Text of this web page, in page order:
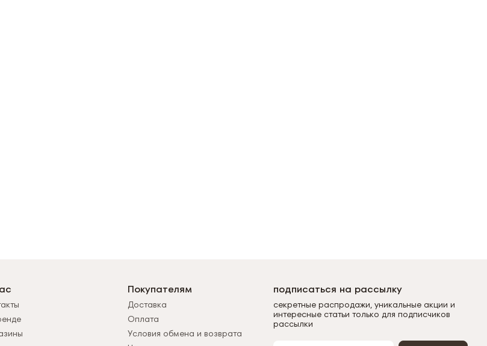
Покупателям
Доставка
Оплата
Условия обмена и возврата
подписаться на рассылку
секретные распродажи, уникальные акции и
интересные статьи только для подписчиков
рассылки